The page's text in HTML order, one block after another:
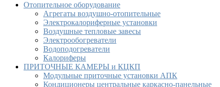
Отопительное оборудование
Агрегаты воздушно-отопительные
Электрокалориферные установки
Воздушные тепловые завесы
Электрообогреватели
Водоподогреватели
Калориферы
ПРИТОЧНЫЕ КАМЕРЫ и КЦКП
Модульные приточные установки АПК
Кондиционеры центральные каркасно-панельные